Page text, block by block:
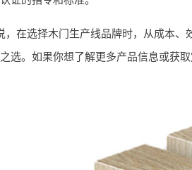
，在选择木门生产线品牌时，从成本
选。如果你想了解更多产品信息或获取